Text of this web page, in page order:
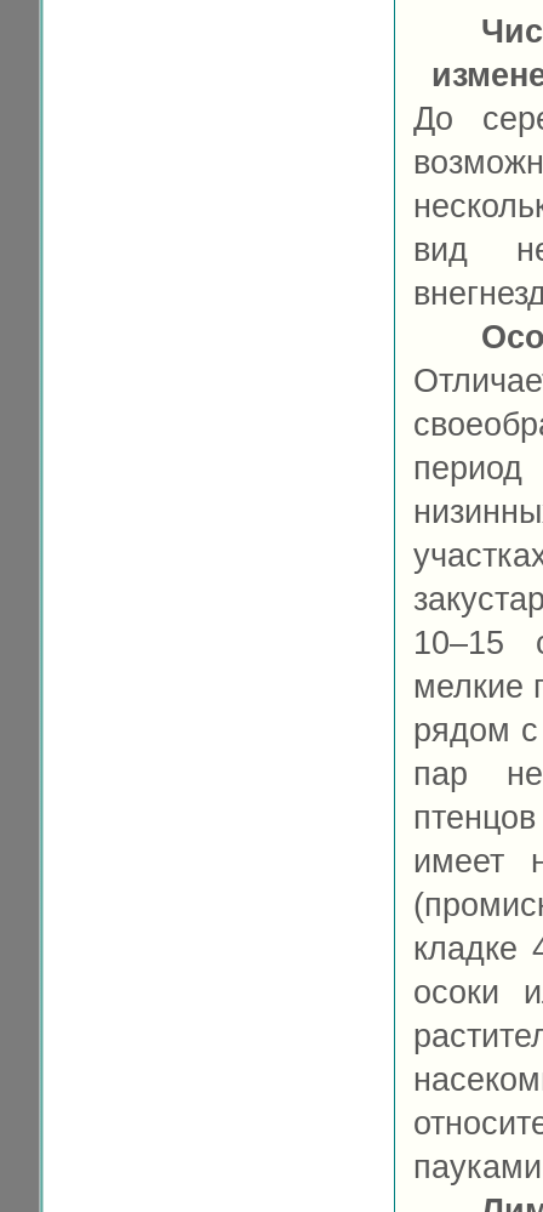
До
вид
период
10–15
мелкие
рядом
пар
имеет
кладке
осоки